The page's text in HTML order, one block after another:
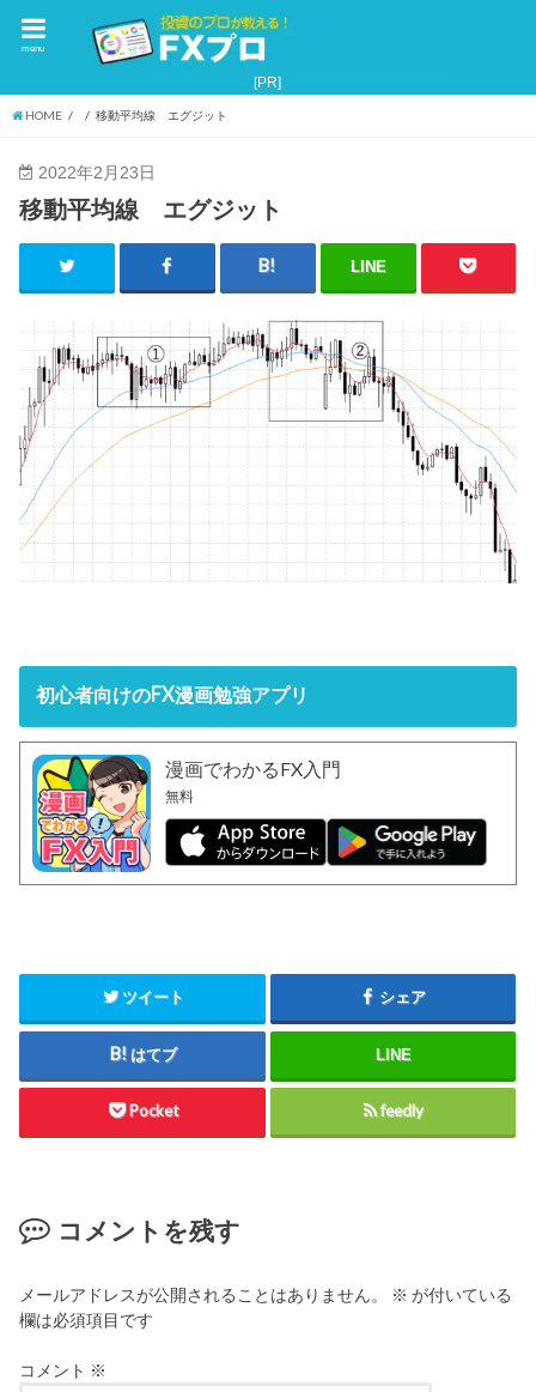
menu
HOME 移動平均線 エグジット
2022年2月23日
移動平均線 エグジット
LINE
初心者向けのFX漫画勉強アプリ
漫画でわかるFX入門
無料
ツイート シェア
はてブ LINE
Pocket feedly
コメントを残す
メールアドレスが公開されることはありません。 ※ が付いている
欄は必須項目です
コメント ※